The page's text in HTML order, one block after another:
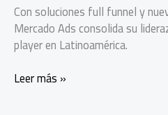
Con soluciones full funnel y
Mercado Ads consolida su
player en Latinoamérica.
Mercado
Leer más »